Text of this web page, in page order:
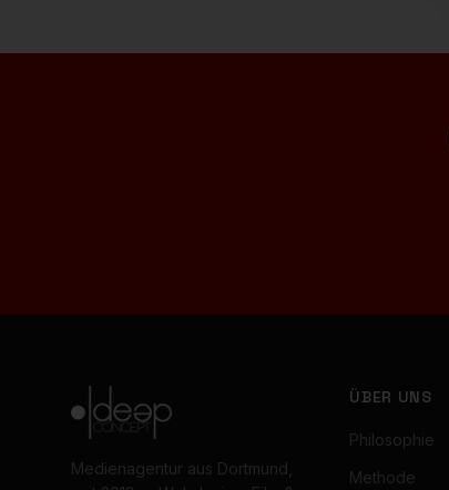
Medienagentur aus Dortmund,
ÜBER UNS
Philosophie
Methode